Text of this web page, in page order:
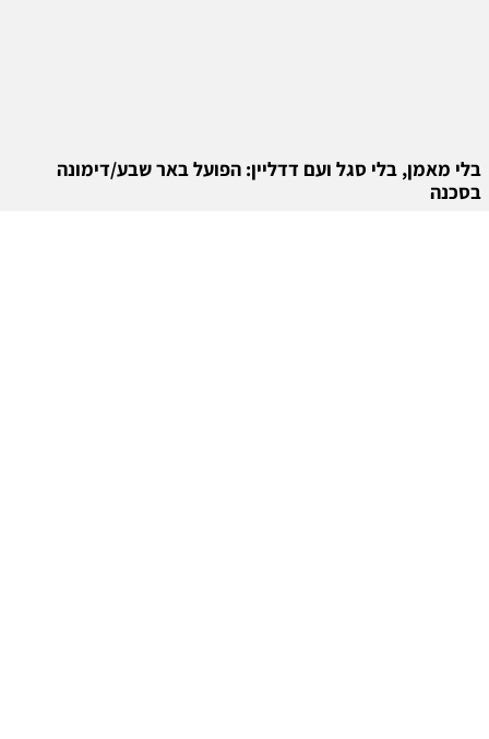
בלי מאמן, בלי סגל ועם דדליין: הפועל באר שבע/דימונה
בסכנה